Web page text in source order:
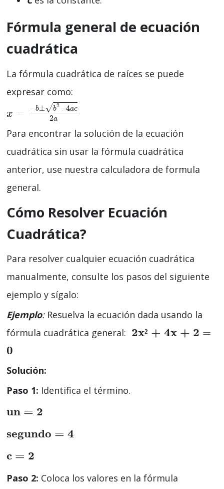
Fórmula general de ecuación
cuadrática
La fórmula cuadrática de raíces se puede
expresar como:
x = −b± b2 −4ac
√
2a
x= −b ±b2−4ac2a
Para encontrar la solución de la ecuación
cuadrática sin usar la fórmula cuadrática
anterior, use nuestra calculadora de formula
general.
Cómo Resolver Ecuación
Cuadrática?
Para resolver cualquier ecuación cuadrática
manualmente, consulte los pasos del siguiente
ejemplo y sígalo:
Ejemplo: Resuelva la ecuación dada usando la
fórmula cuadrática general: 2x² + 4x + 2 =
0
Solución:
Paso 1: Identifica el término.
un = 2
segundo = 4
c = 2
Paso 2: Coloca los valores en la fórmula